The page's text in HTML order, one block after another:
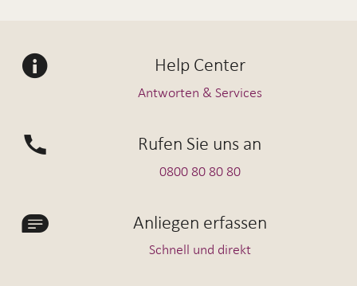
Help Center
Antworten & Services
Rufen Sie uns an
0800 80 80 80
Anliegen erfassen
Schnell und direkt